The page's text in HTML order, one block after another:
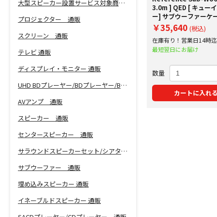
大型スピーカー設置サービス対象商品！
プロジェクター 通販
スクリーン 通販
テレビ 通販
ディスプレイ・モニター 通販
UHD BDプレーヤー/BDプレーヤー/BDレコーダー 通販
AVアンプ 通販
スピーカー 通販
センタースピーカー 通販
サラウンドスピーカーセット/シアターバー 通販
サブウーファー 通販
埋め込みスピーカー 通販
イネーブルドスピーカー 通販
3.0m ] QED [ キュー
ー] サブウーファーケ
￥35,640 (税込)
在庫有り！営業日14時
で即日出荷！
最短翌日にお届け
数量
カートに入れる